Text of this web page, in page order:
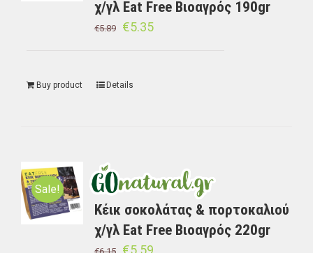
χ/γλ Eat Free Βιοαγρός 190gr
€5.89 €5.35
Buy product Details
Sale!
Κέικ σοκολάτας & πορτοκαλιού
χ/γλ Eat Free Βιοαγρός 220gr